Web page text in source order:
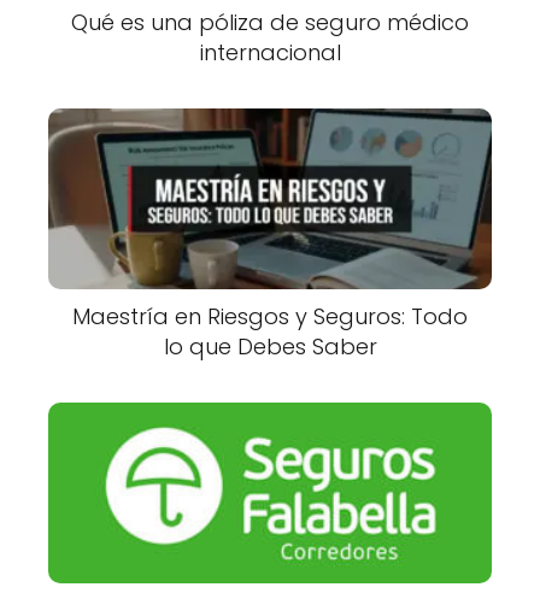
Qué es una póliza de seguro médico
internacional
Maestría en Riesgos y Seguros: Todo
lo que Debes Saber